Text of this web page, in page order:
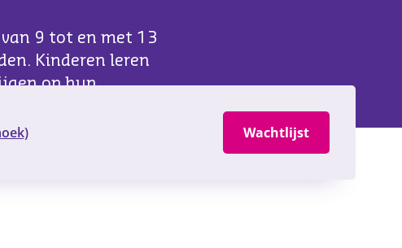
van 9 tot en met 13
Kinderen leren
op hun
Wachtlijst